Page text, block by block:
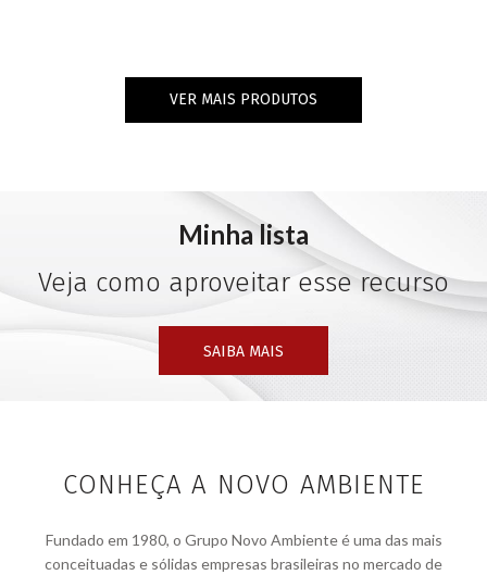
VER MAIS PRODUTOS
Minha lista
Veja como aproveitar esse recurso
SAIBA MAIS
CONHEÇA A NOVO AMBIENTE
Fundado em 1980, o Grupo Novo Ambiente é uma das mais
conceituadas e sólidas empresas brasileiras no mercado de